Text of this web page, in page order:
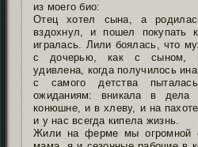
из моего био:
Отец хотел сына, а
вздохнул, и пошел покупать
игралась. Лили боялась, что
с дочерью, как с сыном,
удивлена, когда получилось
с самого детства пыталась
ожиданиям: вникала в
конюшне, и в хлеву, и на
и у нас всегда кипела жизнь.
Жили на ферме мы огромной